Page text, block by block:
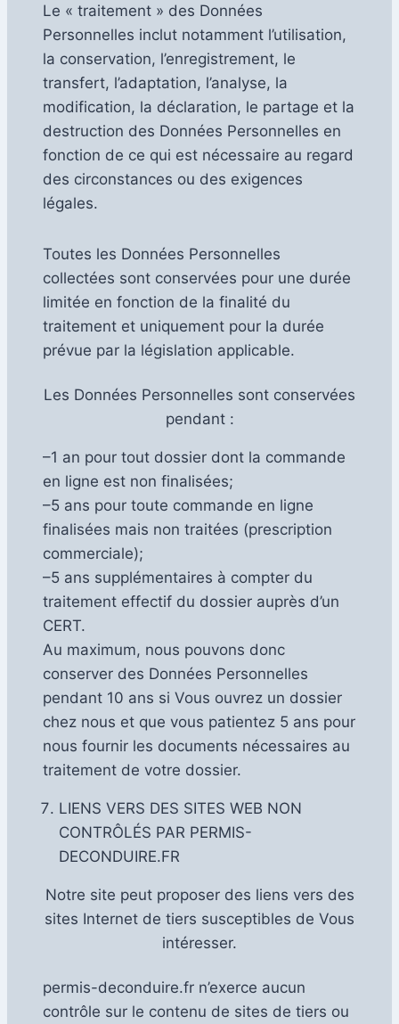
Le « traitement » des Données
Personnelles inclut notamment l’utilisation,
la conservation, l’enregistrement, le
transfert, l’adaptation, l’analyse, la
modification, la déclaration, le partage et la
destruction des Données Personnelles en
fonction de ce qui est nécessaire au regard
des circonstances ou des exigences
légales.
Toutes les Données Personnelles
collectées sont conservées pour une durée
limitée en fonction de la finalité du
traitement et uniquement pour la durée
prévue par la législation applicable.
Les Données Personnelles sont conservées
pendant :
–1 an pour tout dossier dont la commande
en ligne est non finalisées;
–5 ans pour toute commande en ligne
finalisées mais non traitées (prescription
commerciale);
–5 ans supplémentaires à compter du
traitement effectif du dossier auprès d’un
CERT.
Au maximum, nous pouvons donc
conserver des Données Personnelles
pendant 10 ans si Vous ouvrez un dossier
chez nous et que vous patientez 5 ans pour
nous fournir les documents nécessaires au
traitement de votre dossier.
LIENS VERS DES SITES WEB NON
CONTRÔLÉS PAR PERMIS-
DECONDUIRE.FR
Notre site peut proposer des liens vers des
sites Internet de tiers susceptibles de Vous
intéresser.
permis-deconduire.fr n’exerce aucun
contrôle sur le contenu de sites de tiers ou